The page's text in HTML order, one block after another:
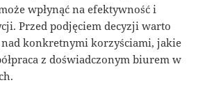
wpłynąć na efektywność i
Przed podjęciem decyzji warto
nad konkretnymi korzyściami, jakie
z doświadczonym biurem w